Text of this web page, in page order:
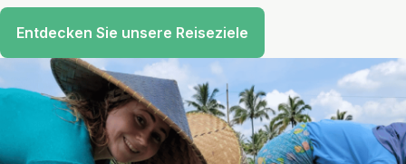
Entdecken Sie unsere Reiseziele